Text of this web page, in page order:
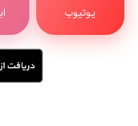
یوتیوب